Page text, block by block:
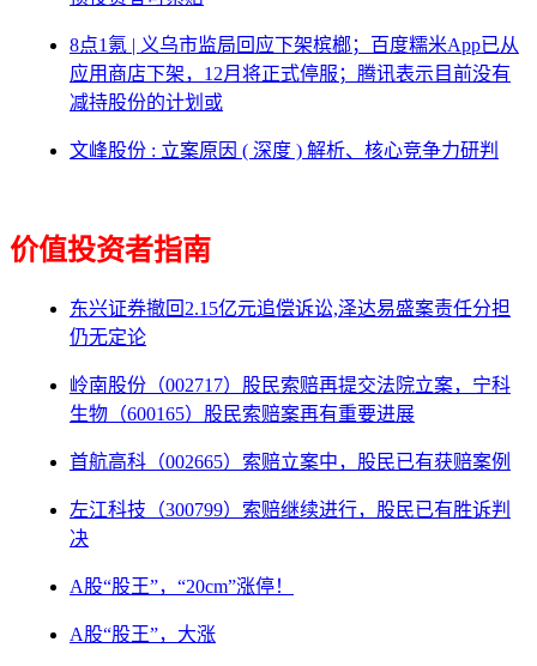
8点1氪 | 义乌市监局回应下架槟榔；百度糯米App已从
应用商店下架，12月将正式停服；腾讯表示目前没有
减持股份的计划或
文峰股份 : 立案原因 ( 深度 ) 解析、核心竞争力研判
价值投资者指南
东兴证券撤回2.15亿元追偿诉讼,泽达易盛案责任分担
仍无定论
岭南股份（002717）股民索赔再提交法院立案，宁科
生物（600165）股民索赔案再有重要进展
首航高科（002665）索赔立案中，股民已有获赔案例
左江科技（300799）索赔继续进行，股民已有胜诉判
决
A股“股王”，“20cm”涨停！
A股“股王”，大涨